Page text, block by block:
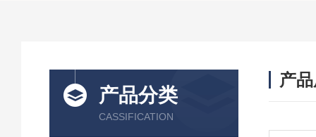
产品分类
CASSIFICATION
产